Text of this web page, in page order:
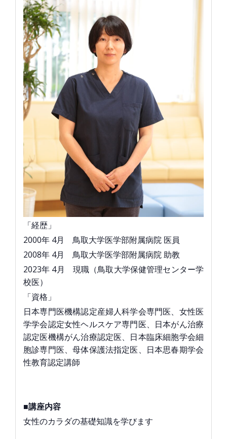
「経歴」
2000年 4月 鳥取大学医学部附属病院 医員
2008年 4月 鳥取大学医学部附属病院 助教
2023年 4月 現職（鳥取大学保健管理センター学
校医）
「資格」
日本専門医機構認定産婦人科学会専門医、女性医
学学会認定女性ヘルスケア専門医、日本がん治療
認定医機構がん治療認定医、日本臨床細胞学会細
胞診専門医、母体保護法指定医、日本思春期学会
性教育認定講師
■講座内容
女性のカラダの基礎知識を学びます